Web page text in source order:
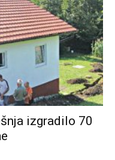
izgradilo 70